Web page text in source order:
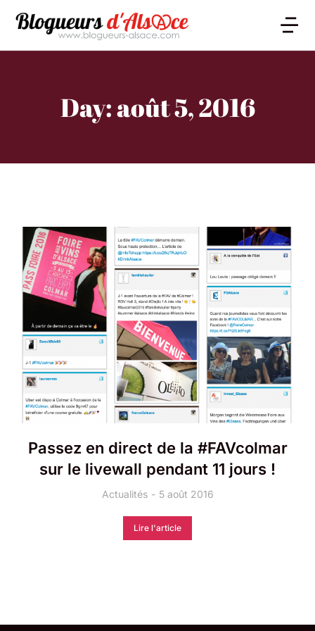
Day: août 5, 2016
Passez en direct de la #FAVcolmar
sur le livewall pendant 11 jours !
Actualités 5 août 2016
Lire l'article